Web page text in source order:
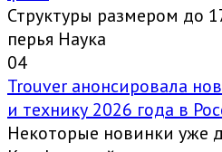
Структуры размером до
перья Наука
04
Trouver анонсировала
и технику 2026 года в
Некоторые новинки уже